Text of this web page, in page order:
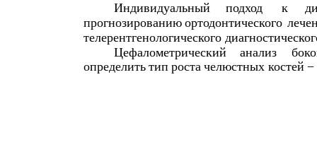
Индивидуальный подход к
прогнозированию ортодонтического
телерентгенологического
Цефалометрический
анализ
определить тип роста челюстных костей −